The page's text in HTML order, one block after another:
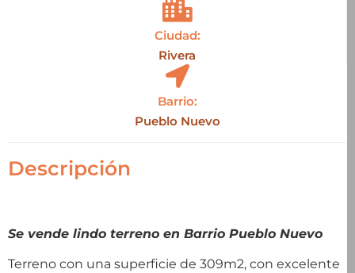
Ciudad:
Rivera
Barrio:
Pueblo Nuevo
Descripción
Se vende lindo terreno en Barrio Pueblo Nuevo
Terreno con una superficie de 309m2, con excelente